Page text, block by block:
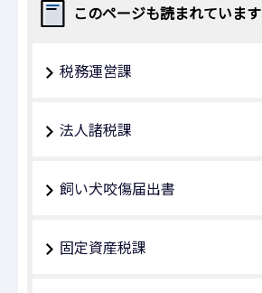
このページも読まれています
税務運営課
法人諸税課
飼い犬咬傷届出書
固定資産税課